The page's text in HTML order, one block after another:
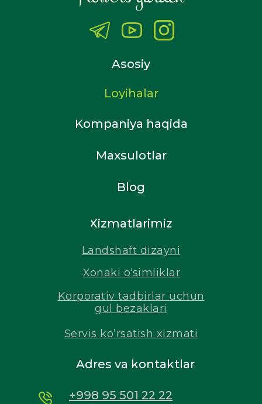
Adres va kontaktlar
Servis ko’rsatish xizmati
Korporativ tadbirlar uchun
gul bezaklari
Xonaki o‘simliklar
Xizmatlarimiz
Maxsulotlar
Blog
Kompaniya haqida
Asosiy
Loyihalar
Landshaft dizayni
+998 95 501 22 22